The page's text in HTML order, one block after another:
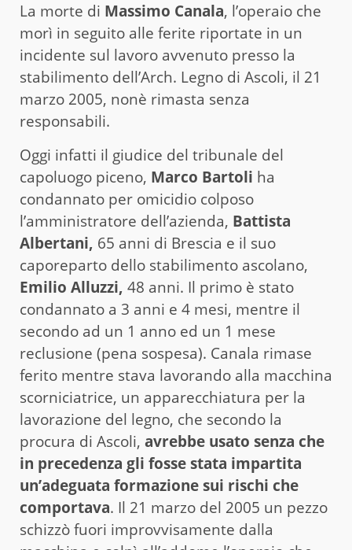
La morte di Massimo Canala, l’operaio che
morì in seguito alle ferite riportate in un
incidente sul lavoro avvenuto presso la
stabilimento dell’Arch. Legno di Ascoli, il 21
marzo 2005, nonè rimasta senza
responsabili.
Oggi infatti il giudice del tribunale del
capoluogo piceno, Marco Bartoli ha
condannato per omicidio colposo
l’amministratore dell’azienda, Battista
Albertani, 65 anni di Brescia e il suo
caporeparto dello stabilimento ascolano,
Emilio Alluzzi, 48 anni. Il primo è stato
condannato a 3 anni e 4 mesi, mentre il
secondo ad un 1 anno ed un 1 mese
reclusione (pena sospesa). Canala rimase
ferito mentre stava lavorando alla macchina
scorniciatrice, un apparecchiatura per la
lavorazione del legno, che secondo la
procura di Ascoli, avrebbe usato senza che
in precedenza gli fosse stata impartita
un’adeguata formazione sui rischi che
comportava. Il 21 marzo del 2005 un pezzo
schizzò fuori improvvisamente dalla